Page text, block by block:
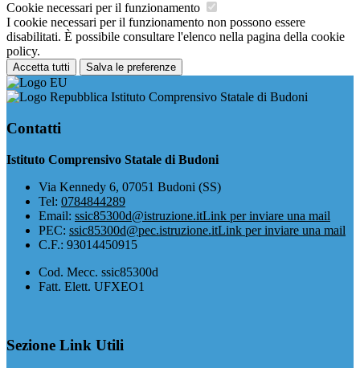
Cookie necessari per il funzionamento
I cookie necessari per il funzionamento non possono essere
disabilitati. È possibile consultare l'elenco nella pagina della cookie
policy.
Accetta tutti Salva le preferenze
Istituto Comprensivo Statale di Budoni
Contatti
Istituto Comprensivo Statale di Budoni
Via Kennedy 6, 07051 Budoni (SS)
Tel: 0784844289
Email: ssic85300d@istruzione.itLink per inviare una mail
PEC: ssic85300d@pec.istruzione.itLink per inviare una mail
C.F.: 93014450915
Cod. Mecc. ssic85300d
Fatt. Elett. UFXEO1
Sezione Link Utili